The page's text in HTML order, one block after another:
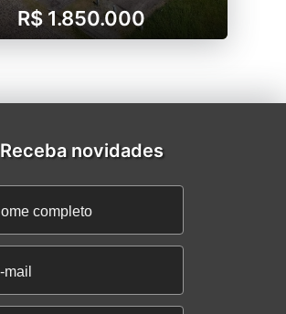
R$ 1.850.000
Receba novidades